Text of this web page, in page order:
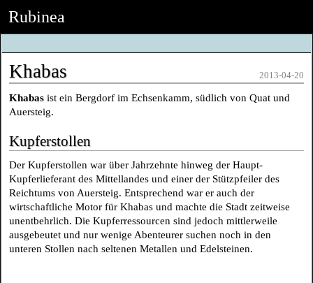
Rubinea
Khabas 2013-04-20
Khabas ist ein Bergdorf im Echsenkamm, südlich von Quat und
Auersteig.
Kupferstollen
Der Kupferstollen war über Jahrzehnte hinweg der Haupt-
Kupferlieferant des Mittellandes und einer der Stützpfeiler des
Reichtums von Auersteig. Entsprechend war er auch der
wirtschaftliche Motor für Khabas und machte die Stadt zeitweise
unentbehrlich. Die Kupferressourcen sind jedoch mittlerweile
ausgebeutet und nur wenige Abenteurer suchen noch in den
unteren Stollen nach seltenen Metallen und Edelsteinen.